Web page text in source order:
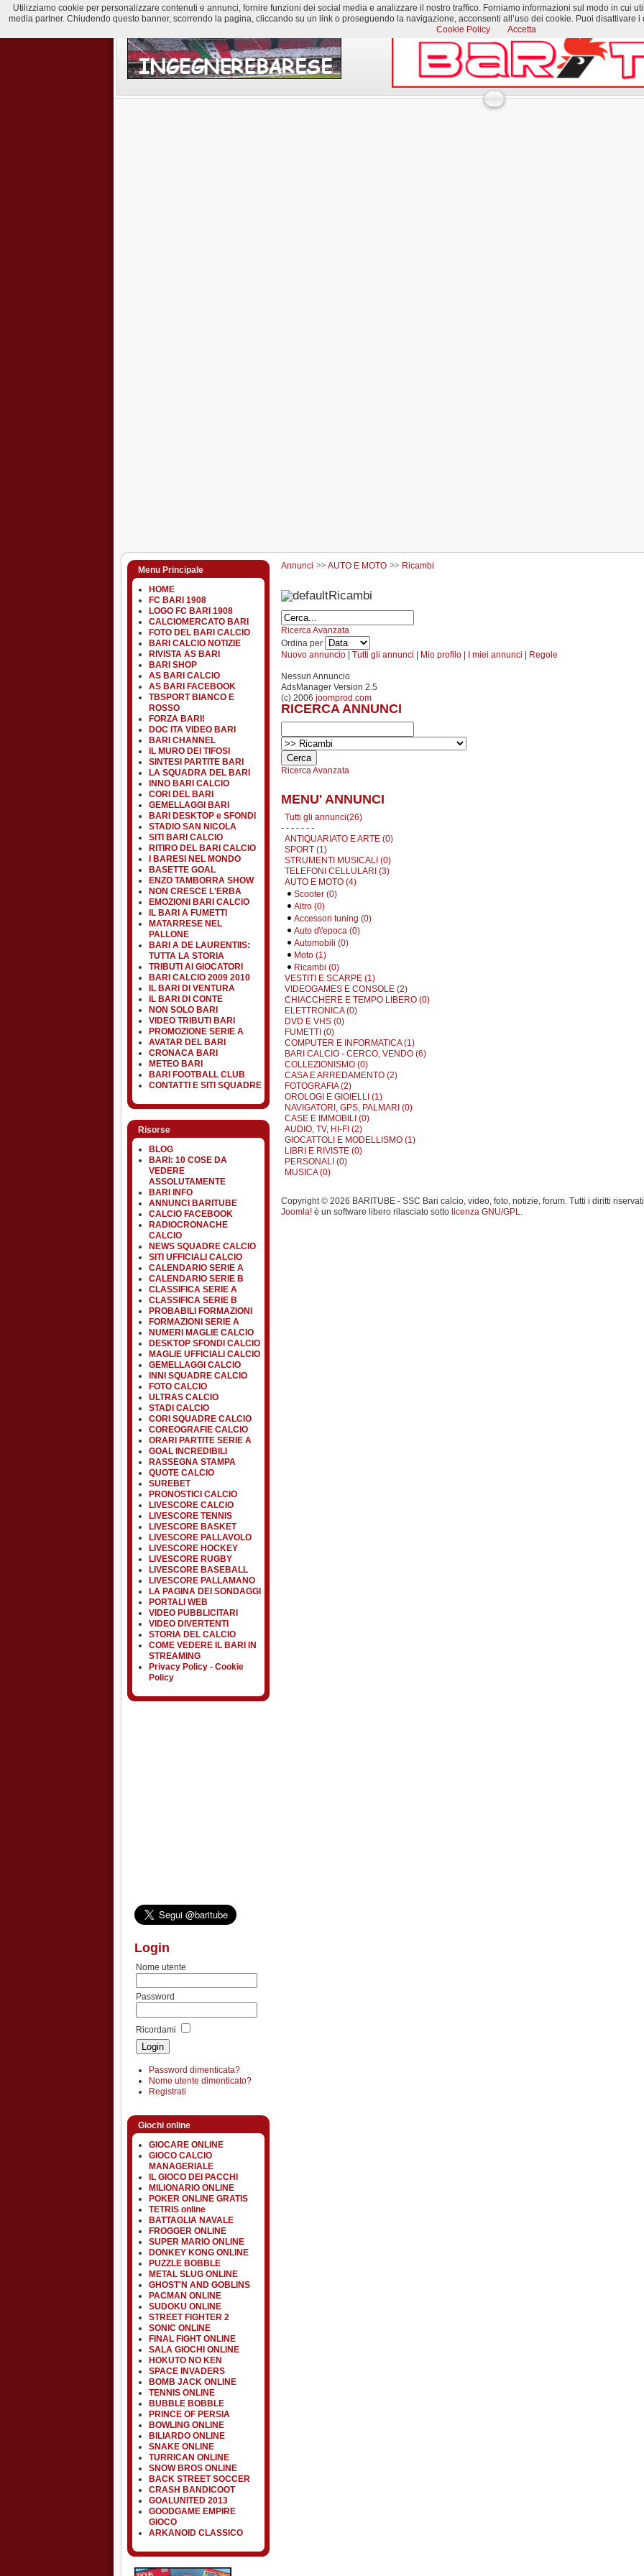
Menu Principale
HOME
FC BARI 1908
LOGO FC BARI 1908
CALCIOMERCATO BARI
FOTO DEL BARI CALCIO
BARI CALCIO NOTIZIE
RIVISTA AS BARI
BARI SHOP
AS BARI CALCIO
AS BARI FACEBOOK
TBSPORT BIANCO E
ROSSO
FORZA BARI!
DOC ITA VIDEO BARI
BARI CHANNEL
IL MURO DEI TIFOSI
SINTESI PARTITE BARI
LA SQUADRA DEL BARI
INNO BARI CALCIO
CORI DEL BARI
GEMELLAGGI BARI
BARI DESKTOP e SFONDI
STADIO SAN NICOLA
SITI BARI CALCIO
RITIRO DEL BARI CALCIO
I BARESI NEL MONDO
BASETTE GOAL
ENZO TAMBORRA SHOW
NON CRESCE L'ERBA
EMOZIONI BARI CALCIO
IL BARI A FUMETTI
MATARRESE NEL
PALLONE
BARI A DE LAURENTIIS:
TUTTA LA STORIA
TRIBUTI AI GIOCATORI
BARI CALCIO 2009 2010
IL BARI DI VENTURA
IL BARI DI CONTE
NON SOLO BARI
VIDEO TRIBUTI BARI
PROMOZIONE SERIE A
AVATAR DEL BARI
CRONACA BARI
METEO BARI
BARI FOOTBALL CLUB
CONTATTI E SITI SQUADRE
Risorse
BLOG
BARI: 10 COSE DA
VEDERE
ASSOLUTAMENTE
BARI INFO
ANNUNCI BARITUBE
CALCIO FACEBOOK
RADIOCRONACHE
CALCIO
NEWS SQUADRE CALCIO
SITI UFFICIALI CALCIO
CALENDARIO SERIE A
CALENDARIO SERIE B
CLASSIFICA SERIE A
CLASSIFICA SERIE B
PROBABILI FORMAZIONI
FORMAZIONI SERIE A
NUMERI MAGLIE CALCIO
DESKTOP SFONDI CALCIO
MAGLIE UFFICIALI CALCIO
GEMELLAGGI CALCIO
INNI SQUADRE CALCIO
FOTO CALCIO
ULTRAS CALCIO
STADI CALCIO
CORI SQUADRE CALCIO
COREOGRAFIE CALCIO
ORARI PARTITE SERIE A
GOAL INCREDIBILI
RASSEGNA STAMPA
QUOTE CALCIO
SUREBET
PRONOSTICI CALCIO
LIVESCORE CALCIO
LIVESCORE TENNIS
LIVESCORE BASKET
LIVESCORE PALLAVOLO
LIVESCORE HOCKEY
LIVESCORE RUGBY
LIVESCORE BASEBALL
LIVESCORE PALLAMANO
LA PAGINA DEI SONDAGGI
PORTALI WEB
VIDEO PUBBLICITARI
VIDEO DIVERTENTI
STORIA DEL CALCIO
COME VEDERE IL BARI IN
STREAMING
Privacy Policy - Cookie
Policy
Login
Nome utente
Password
Ricordami
Password dimenticata?
Nome utente dimenticato?
Registrati
Giochi online
GIOCARE ONLINE
GIOCO CALCIO
MANAGERIALE
IL GIOCO DEI PACCHI
MILIONARIO ONLINE
POKER ONLINE GRATIS
TETRIS online
BATTAGLIA NAVALE
FROGGER ONLINE
SUPER MARIO ONLINE
DONKEY KONG ONLINE
PUZZLE BOBBLE
METAL SLUG ONLINE
GHOST'N AND GOBLINS
PACMAN ONLINE
SUDOKU ONLINE
STREET FIGHTER 2
SONIC ONLINE
FINAL FIGHT ONLINE
SALA GIOCHI ONLINE
HOKUTO NO KEN
SPACE INVADERS
BOMB JACK ONLINE
TENNIS ONLINE
BUBBLE BOBBLE
PRINCE OF PERSIA
BOWLING ONLINE
BILIARDO ONLINE
SNAKE ONLINE
TURRICAN ONLINE
SNOW BROS ONLINE
BACK STREET SOCCER
CRASH BANDICOOT
GOALUNITED 2013
GOODGAME EMPIRE
GIOCO
ARKANOID CLASSICO
Annunci AUTO E MOTO Ricambi
Ricambi
Ricerca Avanzata
Ordina per
Nuovo annuncio | Tutti gli annunci | Mio profilo | I miei annunci | Regole
Nessun Annuncio
AdsManager Version 2.5
(c) 2006 joomprod.com
RICERCA ANNUNCI
Ricerca Avanzata
MENU' ANNUNCI
Tutti gli annunci(26)
- - - - - - -
ANTIQUARIATO E ARTE (0)
SPORT (1)
STRUMENTI MUSICALI (0)
TELEFONI CELLULARI (3)
AUTO E MOTO (4)
Scooter (0)
Altro (0)
Accessori tuning (0)
Auto d\'epoca (0)
Automobili (0)
Moto (1)
Ricambi (0)
VESTITI E SCARPE (1)
VIDEOGAMES E CONSOLE (2)
CHIACCHERE E TEMPO LIBERO (0)
ELETTRONICA (0)
DVD E VHS (0)
FUMETTI (0)
COMPUTER E INFORMATICA (1)
BARI CALCIO - CERCO, VENDO (6)
COLLEZIONISMO (0)
CASA E ARREDAMENTO (2)
FOTOGRAFIA (2)
OROLOGI E GIOIELLI (1)
NAVIGATORI, GPS, PALMARI (0)
CASE E IMMOBILI (0)
AUDIO, TV, HI-FI (2)
GIOCATTOLI E MODELLISMO (1)
LIBRI E RIVISTE (0)
PERSONALI (0)
MUSICA (0)
Copyright © 2026 BARITUBE - SSC Bari calcio, video, foto, notizie, forum. Tutti i diritti
Joomla! è un software libero rilasciato sotto licenza GNU/GPL
Utilizziamo cookie per personalizzare contenuti e annunci, fornire funzioni dei social media e analizzare il nostro traffico. Forniamo informazioni sul modo in cui
media partner. Chiudendo questo banner, scorrendo la pagina, cliccando su un link o proseguendo la navigazione, acconsenti all’uso dei cookie. Puoi
Cookie Policy
Accetta